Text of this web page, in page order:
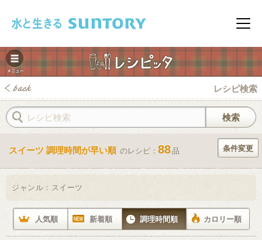
メニ
レシピ検索
スイーツ 調理時間が早い順 のレシピ： 88品 条件変更
ジャンル： スイーツ
人気順 新着順 調理時間順 カロリー順